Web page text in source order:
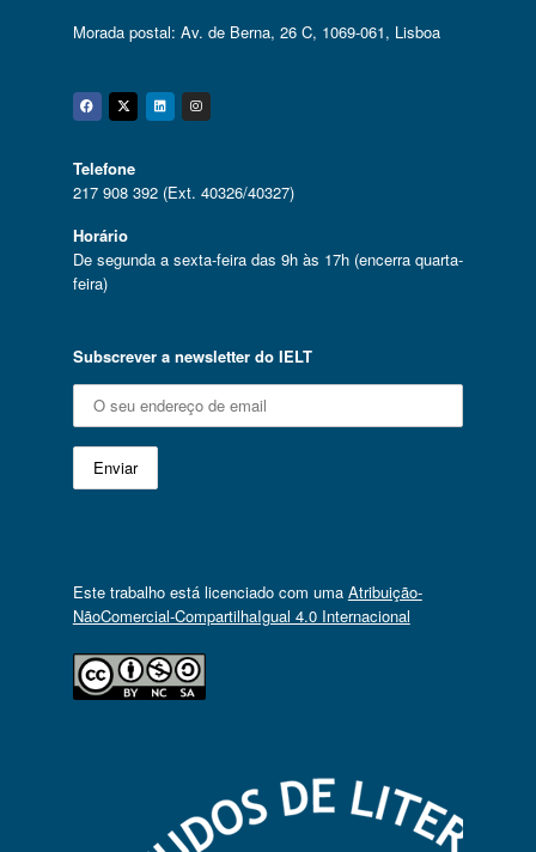
Morada postal: Av. de Berna, 26 C, 1069-061, Lisboa
Facebook
Twitter
Linkedin
Instagram
Telefone
217 908 392 (Ext. 40326/40327)
Horário
De segunda a sexta-feira das 9h às 17h (encerra quarta-
feira)
Subscrever a newsletter do IELT
Este trabalho está licenciado com uma Atribuição-
NãoComercial-CompartilhaIgual 4.0 Internacional